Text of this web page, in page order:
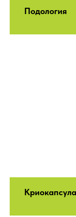
Подология